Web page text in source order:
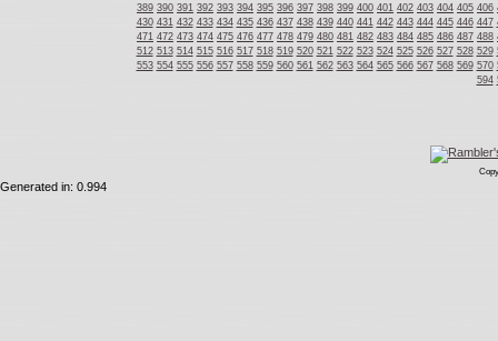
389 390 391 392 393 394 395 396 397 398 399 400 401 402 403 404 405 406
430 431 432 433 434 435 436 437 438 439 440 441 442 443 444 445 446 447
471 472 473 474 475 476 477 478 479 480 481 482 483 484 485 486 487 488
512 513 514 515 516 517 518 519 520 521 522 523 524 525 526 527 528 529
553 554 555 556 557 558 559 560 561 562 563 564 565 566 567 568 569 570
594
Generated in: 0.994